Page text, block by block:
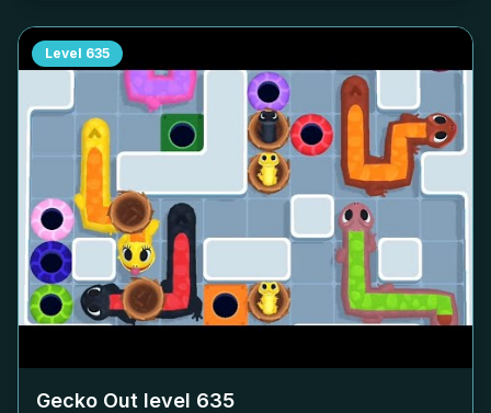
Level 635
Gecko Out level 635